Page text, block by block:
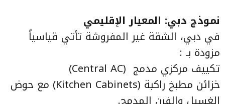
نموذج دبي: المعيار الإقليمي
في دبي، الشقة غير المفروشة تأتي قياسياً
مزودة بـ :
تكييف مركزي مدمج (Central AC)
خزائن مطبخ راكبة (Kitchen Cabinets) مع حوض